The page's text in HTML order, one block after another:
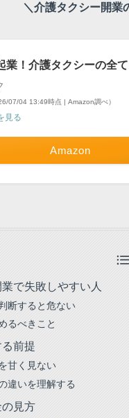
＼介護タクシー開業
業！介護タクシーの全
07/04 13:49時点 | Amazon調べ）
見る
Amazon
で失敗しやすい人
断すると危ない
るべきこと
前提
甘く見ない
違いを理解する
見方